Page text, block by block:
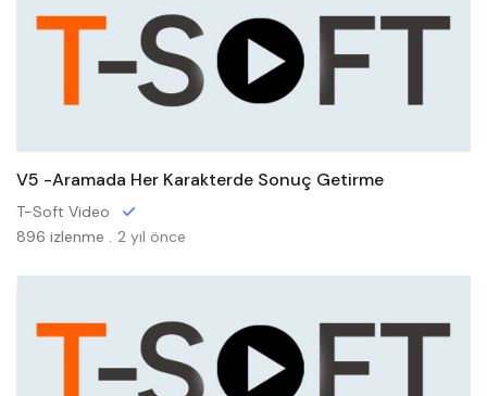
V5 -Aramada Her Karakterde Sonuç Getirme
T-Soft Video
896 izlenme . 2 yıl önce